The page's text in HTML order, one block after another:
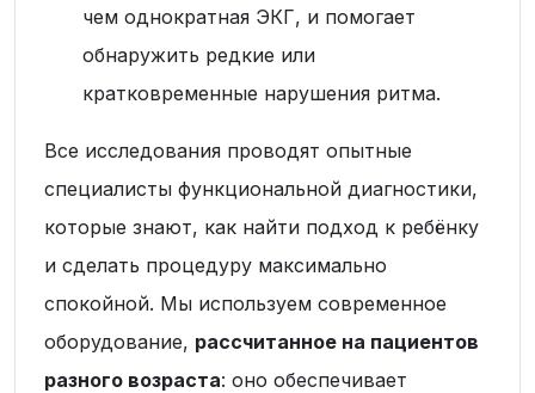
чем однократная ЭКГ, и помогает
обнаружить редкие или
кратковременные нарушения ритма.
Все исследования проводят опытные
специалисты функциональной диагностики,
которые знают, как найти подход к ребёнку
и сделать процедуру максимально
спокойной. Мы используем современное
оборудование, рассчитанное на пациентов
разного возраста: оно обеспечивает